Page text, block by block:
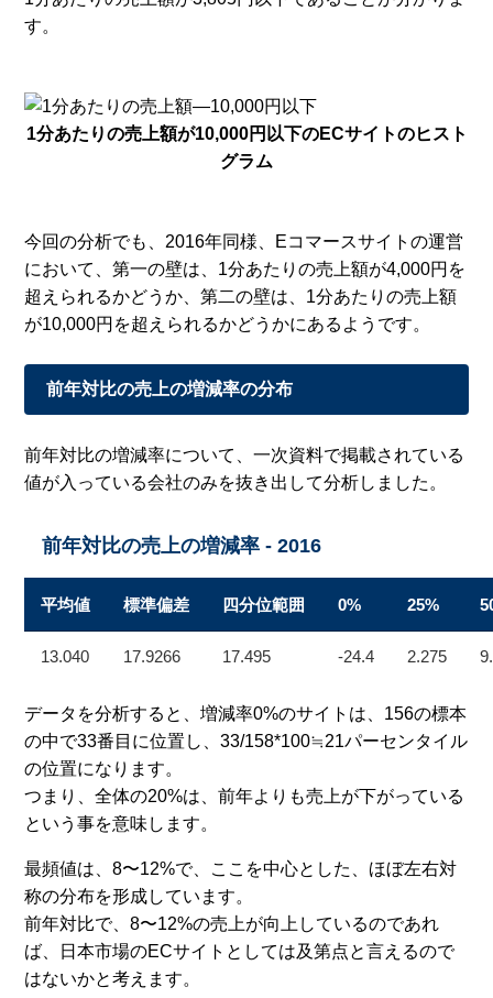
す。
1分あたりの売上額が10,000円以下のECサイトのヒスト
グラム
今回の分析でも、2016年同様、Eコマースサイトの運営
において、第一の壁は、1分あたりの売上額が4,000円を
超えられるかどうか、第二の壁は、1分あたりの売上額
が10,000円を超えられるかどうかにあるようです。
前年対比の売上の増減率の分布
前年対比の増減率について、一次資料で掲載されている
値が入っている会社のみを抜き出して分析しました。
前年対比の売上の増減率 - 2016
平均値 標準偏差 四分位範囲 0% 25%
13.040 17.9266 17.495 -24.4 2.275
データを分析すると、増減率0%のサイトは、156の標本
の中で33番目に位置し、33/158*100≒21パーセンタイル
の位置になります。
つまり、全体の20%は、前年よりも売上が下がっている
という事を意味します。
最頻値は、8〜12%で、ここを中心とした、ほぼ左右対
称の分布を形成しています。
前年対比で、8〜12%の売上が向上しているのであれ
ば、日本市場のECサイトとしては及第点と言えるので
はないかと考えます。